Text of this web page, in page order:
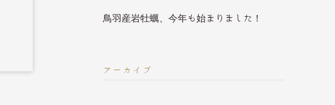
鳥羽産岩牡蠣、今年も始まりました！
アーカイブ